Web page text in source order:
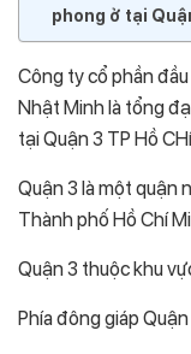
phong ở tại
Công ty cổ phần
Nhật Minh là tổng
tại Quận 3 TP Hồ
Quận 3 là một quận
Thành phố Hồ Chí
Quận 3 thuộc khu
Phía đông giáp Quận